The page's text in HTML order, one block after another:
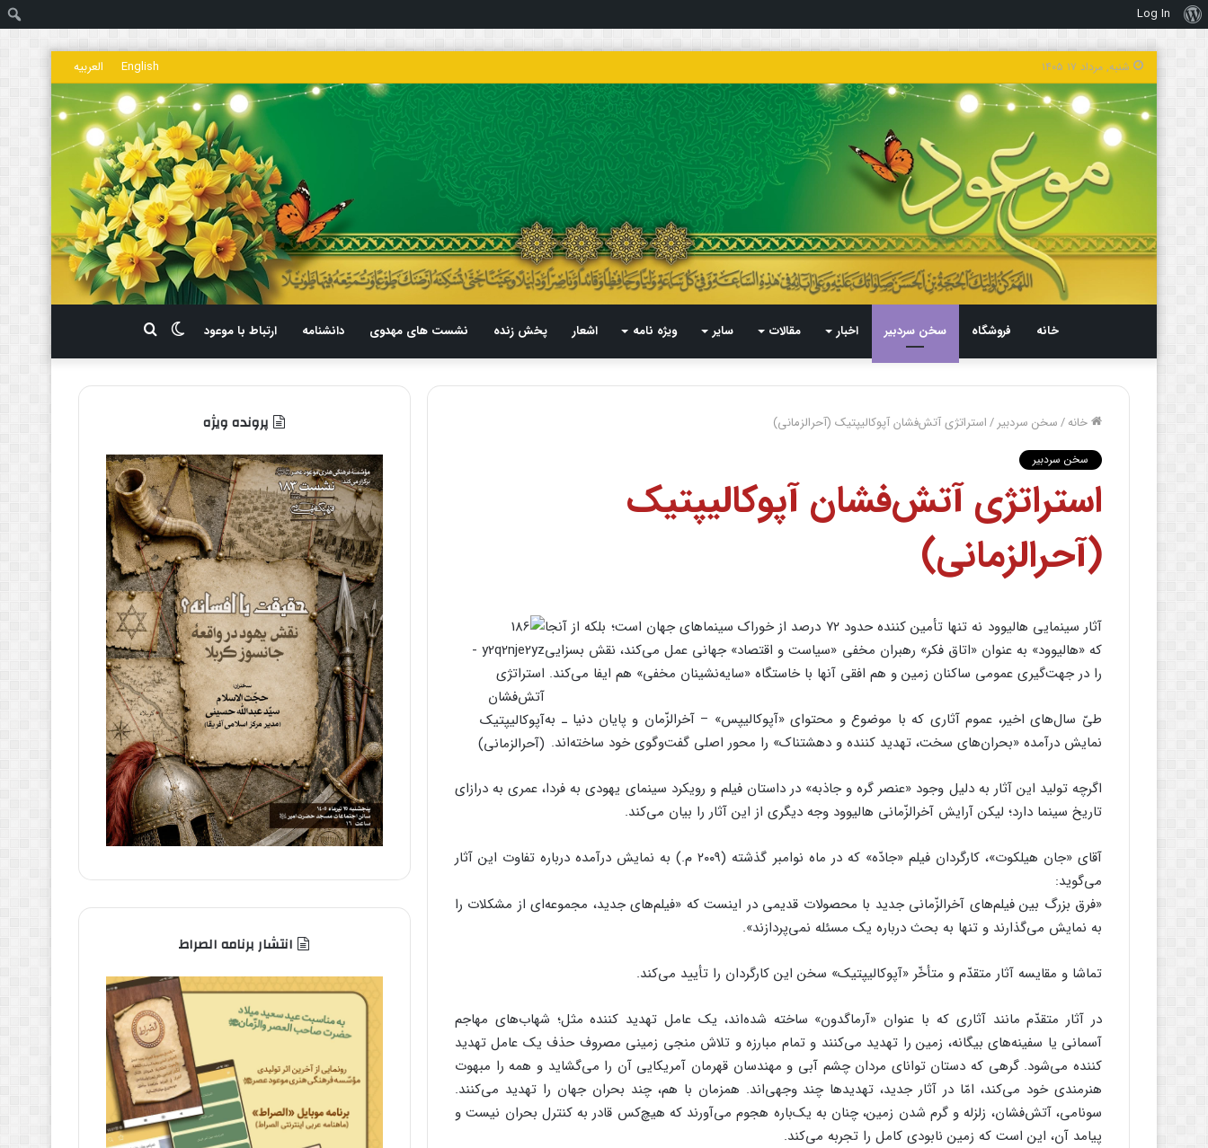
درباره
وردپرس
Log In
شنبه, مرداد ۱۷ ۱۴۰۵ English العربیه
خانه فروشگاه سخن سردبیر اخبار مقالات سایر ویژه نامه اشعار پخش زنده نشست های مهدوی دانشنامه ارتباط با موعود
برای
تغییر
پوسته
خانه/سخن سردبیر /استراتژی آتش‌فشان آپوکالیپتیک (آحرالزمانی)
سخن سردبیر
استراتژی آتش‌فشان آپوکالیپتیک
(آحرالزمانی)
آثار سینمایی هالیوود نه تنها تأمین کننده حدود ۷۲ درصد از خوراک سینماهای جهان است؛ بلکه از آنجا
که «هالیوود» به عنوان «اتاق فکر» رهبران مخفی «سیاست و اقتصاد» جهانی عمل می‌کند، نقش بسزایی
را در جهت‌گیری عمومی ساکنان زمین و هم افقی آنها با خاستگاه «سایه‌نشینان مخفی»‌ هم ایفا می‌کند.
طیّ سال‌های اخیر، عموم آثاری که با موضوع و محتوای «آپوکالیپس» – آخرالزّمان و پایان دنیا ـ به
نمایش درآمده «بحران‌های سخت، تهدید کننده و دهشتناک» را محور اصلی گفت‌وگوی خود ساخته‌اند.
اگرچه تولید این آثار به دلیل وجود «عنصر گره و جاذبه» در داستان فیلم و رویکرد سینمای یهودی به فردا، عمری به درازای
تاریخ سینما دارد؛ لیکن آرایش آخرالزّمانی هالیوود وجه دیگری از این آثار را بیان می‌کند.
آقای «جان هیلکوت»، کارگردان فیلم «جادّه» که در ماه نوامبر گذشته (۲۰۰۹ م.) به نمایش درآمده درباره تفاوت این آثار
می‌گوید:
«فرق بزرگ بین فیلم‌های آخرالزّمانی جدید با محصولات قدیمی در اینست که «فیلم‌های جدید، مجموعه‌ای از مشکلات را
به نمایش می‌گذارند و تنها به بحث درباره یک مسئله نمی‌پردازند».
تماشا و مقایسه آثار متقدّم و متأخّر «آپوکالیپتیک» سخن این کارگردان را تأیید می‌کند.
در آثار متقدّم مانند آثاری که با عنوان «آرماگدون» ساخته شده‌اند، یک عامل تهدید کننده مثل؛ شهاب‌های مهاجم
آسمانی یا سفینه‌های بیگانه، زمین را تهدید می‌کنند و تمام مبارزه و تلاش منجی زمینی مصروف حذف یک عامل تهدید
کننده می‌شود. گرهی که دستان توانای مردان چشم آبی و مهندسان قهرمان آمریکایی آن را می‌گشاید و همه را مبهوت
هنرمندی خود می‌کند، امّا در آثار جدید، تهدیدها چند وجهی‌اند. همزمان با هم، چند بحران جهان را تهدید می‌کنند.
سونامی، آتش‌فشان، زلزله و گرم شدن زمین، چنان به یک‌باره هجوم می‌آورند که هیچ‌کس قادر به کنترل بحران نیست و
پیامد آن، این است که زمین نابودی کامل را تجربه می‌کند.
پرونده ویژه
انتشار برنامه الصراط